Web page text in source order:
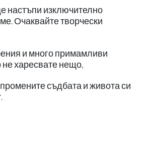
настъпи изключително
Очаквайте творчески
и много примамливи
харесвате нещо,
съдбата и живота си